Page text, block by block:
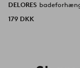
DELORES
179 DKK